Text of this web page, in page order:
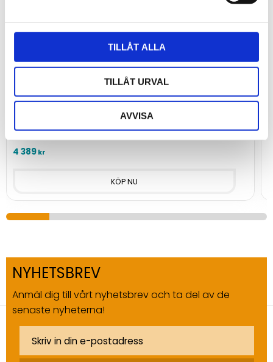
TILLÅT ALLA
TILLÅT URVAL
AVVISA
Teltonika RUTM30
4 389kr
NYHETSBREV
Anmäl dig till vårt nyhetsbrev och ta del av de
senaste nyheterna!